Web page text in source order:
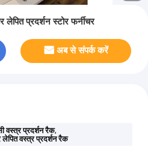
प्रदर्शन स्टोर फर्नीचर
अब से संपर्क करें
वस्त्र प्रदर्शन रैक,
लेपित वस्त्र प्रदर्शन रैक